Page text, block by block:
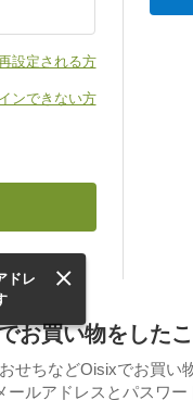
設定される方
ンできない方
ドレ
お買い物をした
せちなどOisixでお買い
ールアドレスとパスワー